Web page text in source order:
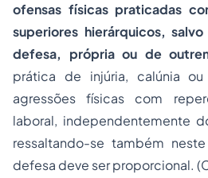
ofensas físicas praticadas
superiores hierárquicos,
defesa, própria ou de
prática de injúria, calúnia
agressões físicas com
laboral, independentemente
ressaltando-se também
defesa deve ser proporcional.